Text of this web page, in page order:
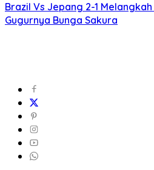
Brazil Vs Jepang 2-1
Gugurnya Bunga Sakura